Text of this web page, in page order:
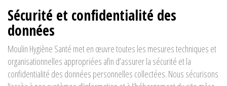
Sécurité et confidentialité des
données
Moulin Hygiène Santé met en œuvre toutes les mesures techniques et
organisationnelles appropriées afin d’assurer la sécurité et la
confidentialité des données personnelles collectées. Nous sécurisons